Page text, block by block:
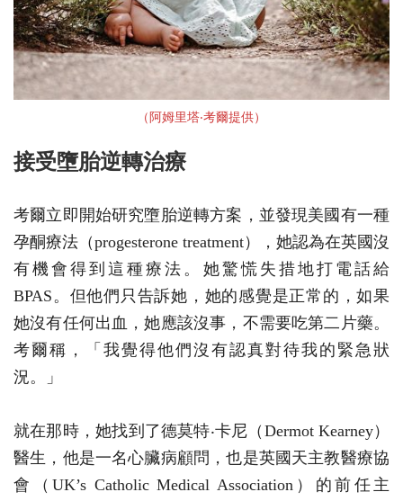
（阿姆⾥塔‧考爾提供）
接受墮胎逆轉治療
考爾立即開始研究墮胎逆轉方案，並發現美國有一種
孕酮療法（progesterone treatment），她認為在英國沒
有機會得到這種療法。她驚慌失措地打電話給
BPAS。但他們只告訴她，她的感覺是正常的，如果
她沒有任何出血，她應該沒事，不需要吃第二片藥。
考爾稱，「我覺得他們沒有認真對待我的緊急狀
況。」
就在那時，她找到了德莫特‧卡尼（Dermot Kearney）
醫生，他是一名心臟病顧問，也是英國天主教醫療協
會（UK’s Catholic Medical Association）的前任主